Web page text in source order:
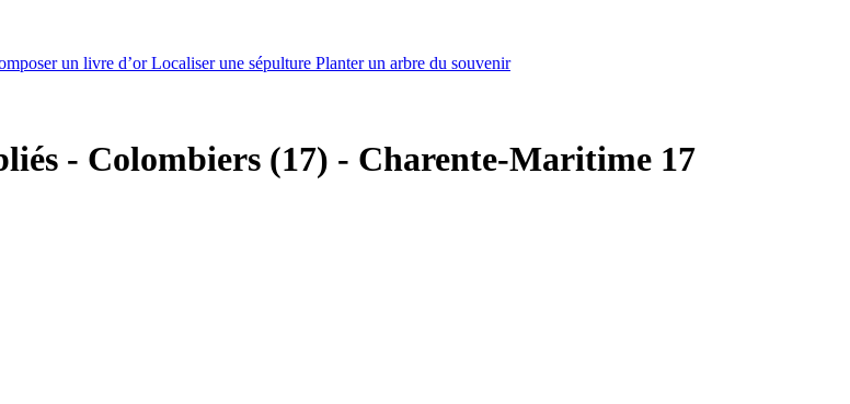
un livre d’orLocaliser une sépulture Planter un arbre du souvenir
- Colombiers (17) - Charente-Maritime 17